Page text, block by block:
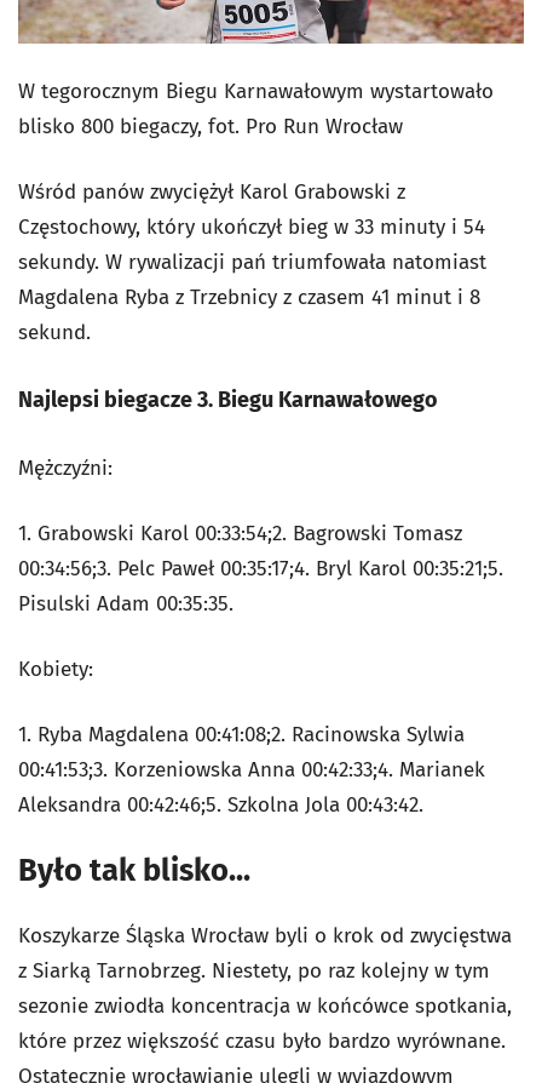
W tegorocznym Biegu Karnawałowym wystartowało
blisko 800 biegaczy, fot. Pro Run Wrocław
Wśród panów zwyciężył Karol Grabowski z
Częstochowy, który ukończył bieg w 33 minuty i 54
sekundy. W rywalizacji pań triumfowała natomiast
Magdalena Ryba z Trzebnicy z czasem 41 minut i 8
sekund.
Najlepsi biegacze 3. Biegu Karnawałowego
Mężczyźni:
1. Grabowski Karol 00:33:54;2. Bagrowski Tomasz
00:34:56;3. Pelc Paweł 00:35:17;4. Bryl Karol 00:35:21;5.
Pisulski Adam 00:35:35.
Kobiety:
1. Ryba Magdalena 00:41:08;2. Racinowska Sylwia
00:41:53;3. Korzeniowska Anna 00:42:33;4. Marianek
Aleksandra 00:42:46;5. Szkolna Jola 00:43:42.
Było tak blisko...
Koszykarze Śląska Wrocław byli o krok od zwycięstwa
z Siarką Tarnobrzeg. Niestety, po raz kolejny w tym
sezonie zwiodła koncentracja w końcówce spotkania,
które przez większość czasu było bardzo wyrównane.
Ostatecznie wrocławianie ulegli w wyjazdowym